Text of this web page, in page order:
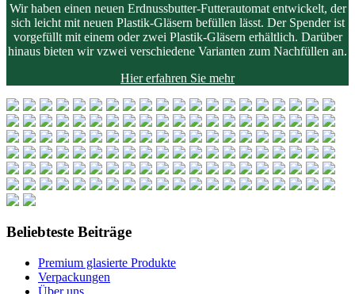
Wir haben einen neuen Erdnussbutter-Futterautomat entwickelt, der
sich leicht mit neuen Plastik-Gläsern befüllen lässt. Der Spender ist
vorgefüllt mit einem oder zwei Plastik-Gläsern erhältlich. Darüber
hinaus bieten wir vzwei verschiedene Varianten zum Nachfüllen an.
Hier erfahren Sie mehr
Beliebteste Beiträge
Premium glasierte Produkte
Verpackungen
Über uns